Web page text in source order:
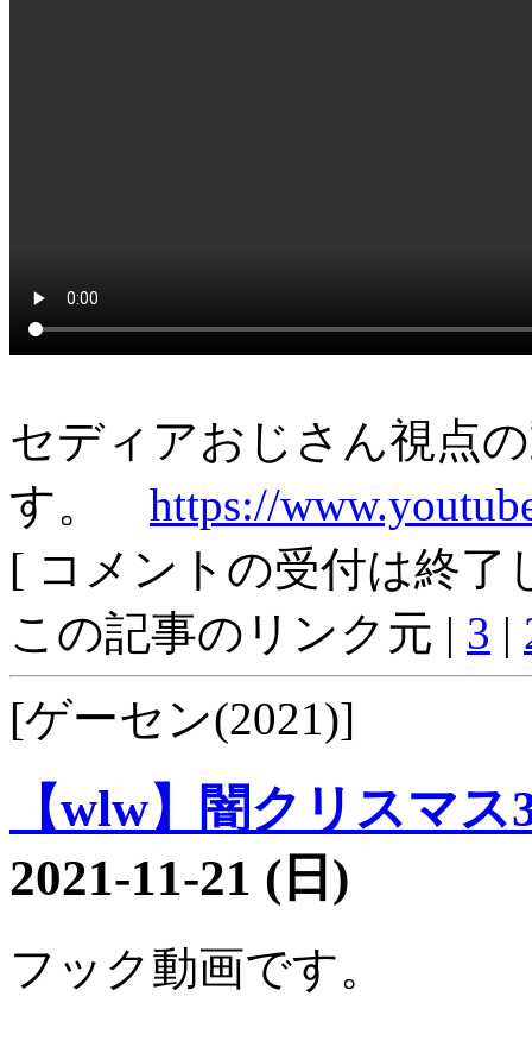
セディアおじさん視点
す。 https://
[ コメントの受付は終了
この記事のリンク元 | 3 |
[ゲーセン(2021)]
【wlw】闇クリスマ
2021-11-21 (日)
フック動画です。